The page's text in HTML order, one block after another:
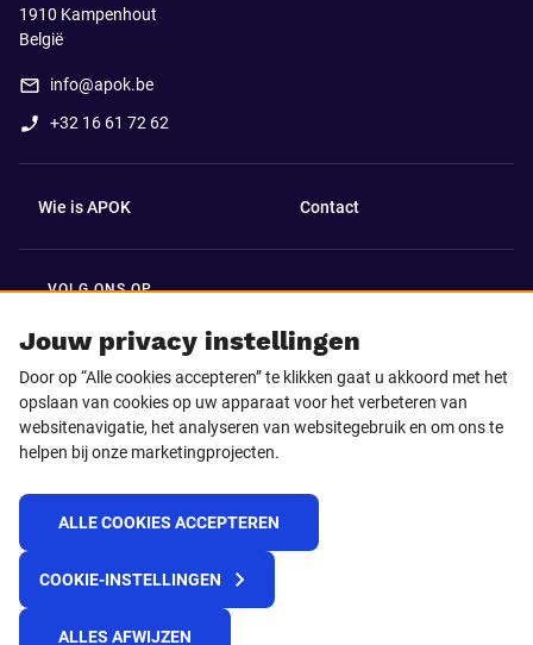
Jouw privacy instellingen
Door op “Alle cookies accepteren” te klikken gaat u akkoord met het
opslaan van cookies op uw apparaat voor het verbeteren van
websitenavigatie, het analyseren van websitegebruik en om ons te
helpen bij onze marketingprojecten.
ALLE COOKIES ACCEPTEREN
COOKIE-INSTELLINGEN
ALLES AFWIJZEN
1910 Kampenhout
België
info@apok.be
+32 16 61 72 62
Wie is APOK Contact
VOLG ONS OP
Facebook LinkedIn
Instagram TikTok